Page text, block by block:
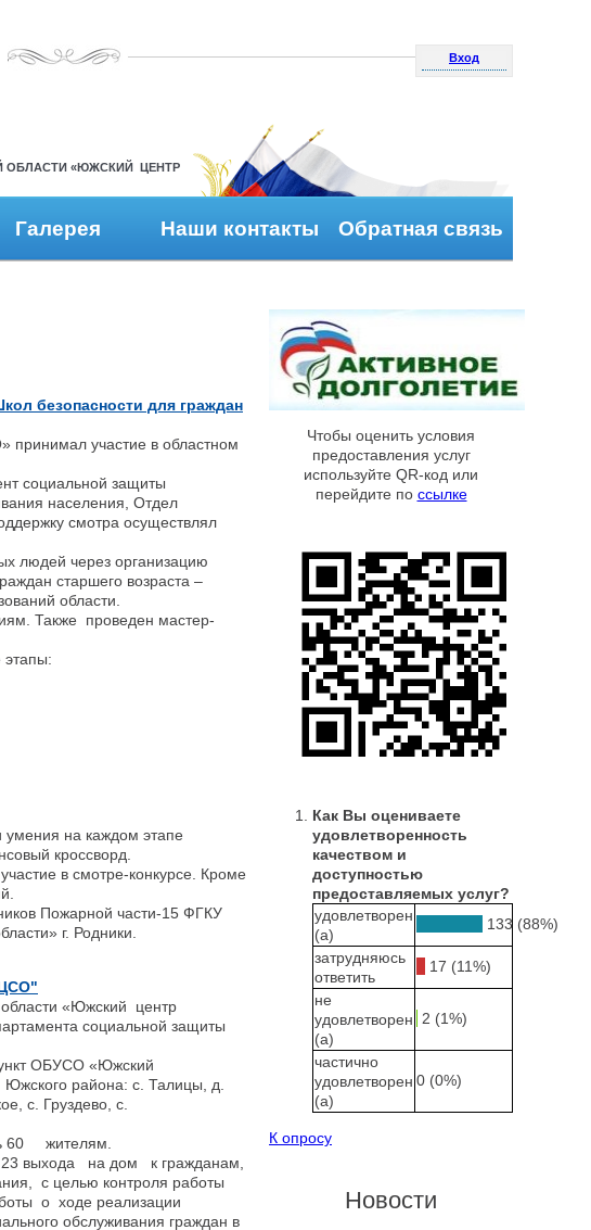
Вход
ОБЛАСТИ «ЮЖСКИЙ ЦЕНТР
Галерея Наши контакты Обратная связь
безопасности для граждан
участие в областном
социальной защиты
населения, Отдел
смотра осуществлял
людей через организацию
старшего возраста –
области.
Также проведен мастер-
умения на каждом этапе
кроссворд.
в смотре-конкурсе. Кроме
Пожарной части-15 ФГКУ
г. Родники.
«Южский центр
социальной защиты
ОБУСО «Южский
района: с. Талицы, д.
с. Груздево, с.
60 жителям.
выхода на дом к гражданам,
с целью контроля работы
о ходе реализации
обслуживания граждан в
Чтобы оценить условия
предоставления услуг
используйте QR-код или
перейдите по ссылке
Как Вы оцениваете
удовлетворенность
качеством и
доступностью
предоставляемых услуг?
удовлетворен
(а)
133 (88%)
затрудняюсь
ответить
17 (11%)
не
удовлетворен
(а)
2 (1%)
частично
удовлетворен
(а)
0 (0%)
К опросу
Новости